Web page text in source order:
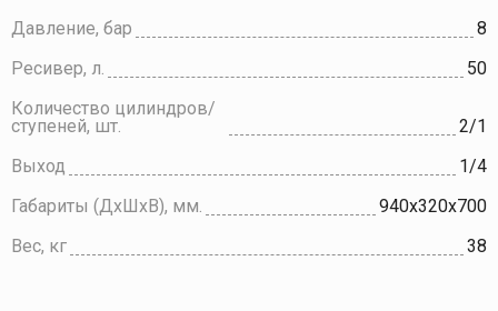
Давление, бар
8
Ресивер, л.
50
Количество цилиндров/
ступеней, шт.
2/1
Выход
1/4
Габариты (ДхШхВ), мм.
940х320х700
Вес, кг
38